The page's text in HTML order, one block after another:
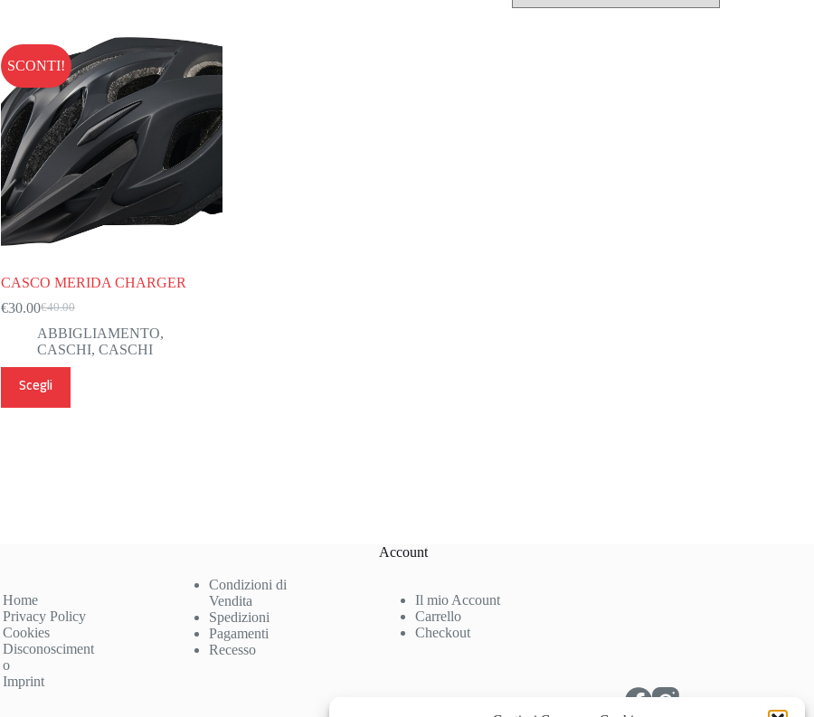
SCONTI!
CASCO MERIDA CHARGER
€40.00
Il
prezzo
originale
€40.00.
€30.00Il
prezzo
attuale
€30.00.
ABBIGLIAMENTO,
CASCHI, CASCHI
Scegli
prodotto
ha
Home
Privacy Policy
Cookies
Disconosciment
o
Imprint
Condizioni di
Vendita
Spedizioni
Pagamenti
Recesso
Account
Il mio Account
Carrello
Checkout